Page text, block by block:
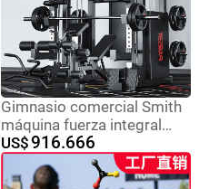
Gimnasio comercial Smith
máquina fuerza integral
entrenamiento equipo traje
combinación hogar multi-
funcional sentadilla rack
US$916.666